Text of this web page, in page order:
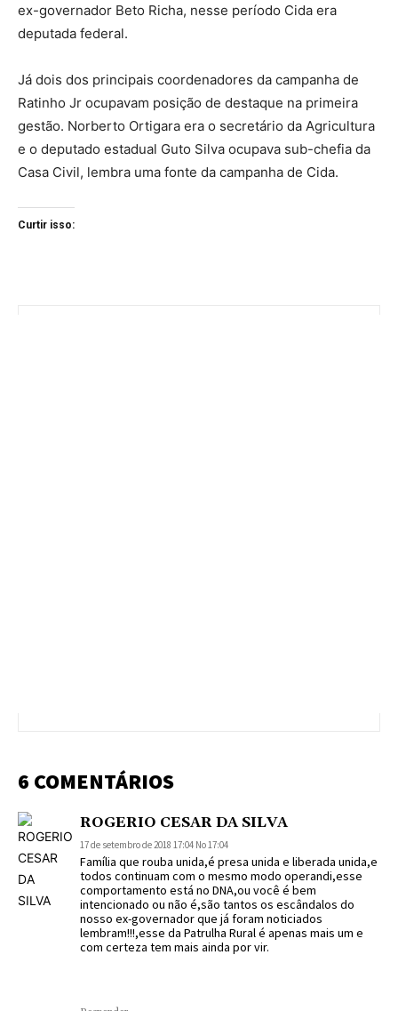
ex-governador Beto Richa, nesse período Cida era
deputada federal.
Já dois dos principais coordenadores da campanha de
Ratinho Jr ocupavam posição de destaque na primeira
gestão. Norberto Ortigara era o secretário da Agricultura
e o deputado estadual Guto Silva ocupava sub-chefia da
Casa Civil, lembra uma fonte da campanha de Cida.
Curtir isso:
6 COMENTÁRIOS
ROGERIO CESAR DA SILVA
17 de setembro de 2018 17:04 No 17:04
Família que rouba unida,é presa unida e liberada unida,e
todos continuam com o mesmo modo operandi,esse
comportamento está no DNA,ou você é bem
intencionado ou não é,são tantos os escândalos do
nosso ex-governador que já foram noticiados
lembram!!!,esse da Patrulha Rural é apenas mais um e
com certeza tem mais ainda por vir.